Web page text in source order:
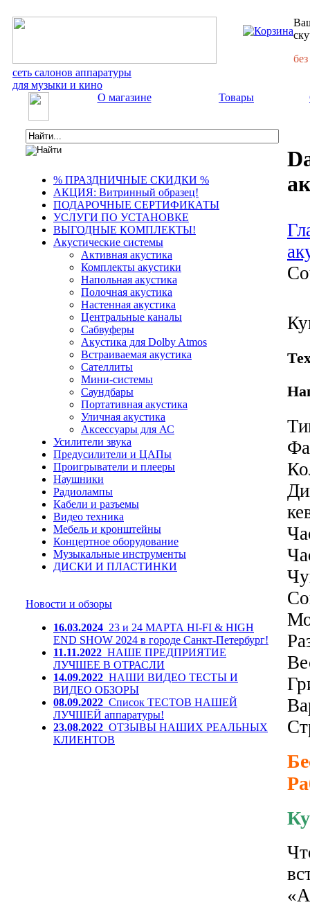
сеть салонов аппаратуры
для музыки и кино
О магазине Товары
% ПРАЗДНИЧНЫЕ СКИДКИ %
АКЦИЯ: Витринный образец!
ПОДАРОЧНЫЕ СЕРТИФИКАТЫ
УСЛУГИ ПО УСТАНОВКЕ
ВЫГОДНЫЕ КОМПЛЕКТЫ!
Акустические системы
Активная акустика
Комплекты акустики
Напольная акустика
Полочная акустика
Настенная акустика
Центральные каналы
Сабвуферы
Акустика для Dolby Atmos
Встраиваемая акустика
Сателлиты
Мини-системы
Саундбары
Портативная акустика
Уличная акустика
Аксессуары для АС
Усилители звука
Предусилители и ЦАПы
Проигрыватели и плееры
Наушники
Радиолампы
Кабели и разъемы
Видео техника
Мебель и кронштейны
Концертное оборудование
Музыкальные инструменты
ДИСКИ И ПЛАСТИНКИ
Новости и обзоры
16.03.2024 23 и 24 МАРТА HI-FI & HIGH
END SHOW 2024 в городе Санкт-Петербург!
11.11.2022 НАШЕ ПРЕДПРИЯТИЕ
ЛУЧШЕЕ В ОТРАСЛИ
14.09.2022 НАШИ ВИДЕО ТЕСТЫ И
ВИДЕО ОБЗОРЫ
08.09.2022 Список ТЕСТОВ НАШЕЙ
ЛУЧШЕЙ аппаратуры!
23.08.2022 ОТЗЫВЫ НАШИХ РЕАЛЬНЫХ
КЛИЕНТОВ